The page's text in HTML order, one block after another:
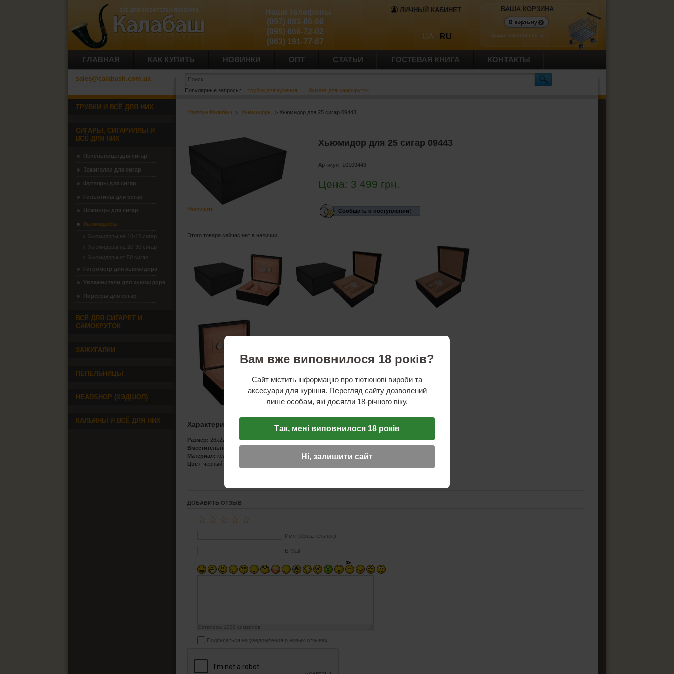
ЛИЧНЫЙ КАБИНЕТ
UA RU
Наши телефоны
(097) 083-86-66
(095) 666-72-02
(063) 191-77-67
ВАША КОРЗИНА
Ваша корзина пуста.
ГЛАВНАЯ КАК КУПИТЬ НОВИНКИ ОПТ СТАТЬИ ГОСТЕВАЯ КНИГА КОНТАКТЫ
sales@calabash.com.ua
Популярные запросы: трубки для курения бумага для самокруток
Магазин Калабаш > Хьюмидоры > Хьюмидор для 25 сигар 09443
Увеличить
Хьюмидор для 25 сигар 09443
Артикул: 10109443
Цена: 3 499 грн.
Сообщить о поступлении!
Этого товара сейчас нет в наличии.
Характеристики
Размер: 26x22x11
Вместительность сигар
Материал: кедр/шпон
Цвет: черный
ДОБАВИТЬ ОТЗЫВ
☆
☆
☆
☆
☆
Имя (обязательное)
E-Mail
Осталось: 1000 символов
Подписаться на уведомления о новых отзывах
ТРУБКИ И ВСЁ ДЛЯ НИХ
СИГАРЫ, СИГАРИЛЛЫ И
ВСЁ ДЛЯ НИХ
Пепельницы для сигар
Зажигалки для сигар
Футляры для сигар
Гильотины для сигар
Ножницы для сигар
Хьюмидоры
Хьюмидоры на 10-15 сигар
Хьюмидоры на 20-30 сигар
Хьюмидоры от 50 сигар
Гигрометр для хьюмидора
Увлажнители для хьюмидора
Пирсеры для сигар
ВСЁ ДЛЯ СИГАРЕТ И
САМОКРУТОК
ЗАЖИГАЛКИ
ПЕПЕЛЬНИЦЫ
HEADSHOP (ХЭДШОП)
КАЛЬЯНЫ И ВСЁ ДЛЯ НИХ
Вам вже виповнилося 18 років?
Сайт містить інформацію про тютюнові вироби та
аксесуари для куріння. Перегляд сайту дозволений
лише особам, які досягли 18-річного віку.
Так, мені виповнилося 18 років
Ні, залишити сайт